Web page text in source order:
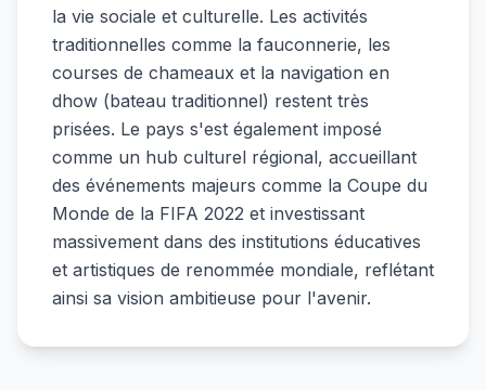
la vie sociale et culturelle. Les activités
traditionnelles comme la fauconnerie, les
courses de chameaux et la navigation en
dhow (bateau traditionnel) restent très
prisées. Le pays s'est également imposé
comme un hub culturel régional, accueillant
des événements majeurs comme la Coupe du
Monde de la FIFA 2022 et investissant
massivement dans des institutions éducatives
et artistiques de renommée mondiale, reflétant
ainsi sa vision ambitieuse pour l'avenir.